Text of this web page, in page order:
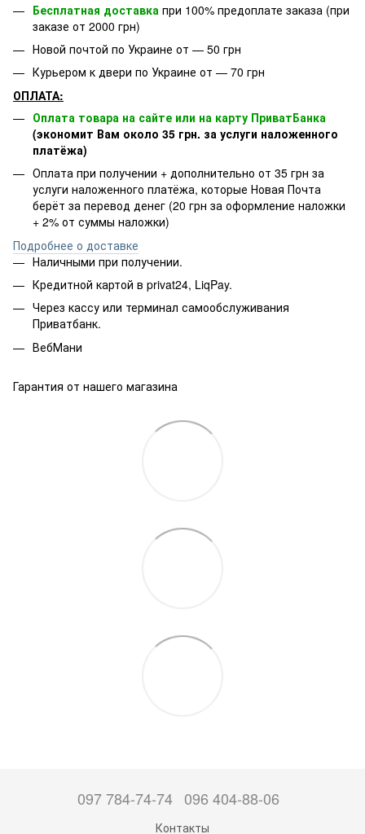
Бесплатная доставка при 100% предоплате заказа (при
заказе от 2000 грн)
Новой почтой по Украине от — 50 грн
Курьером к двери по Украине от — 70 грн
ОПЛАТА:
Оплата товара на сайте или на карту ПриватБанка
(экономит Вам около 35 грн. за услуги наложенного
платёжа)
Оплата при получении + дополнительно от 35 грн за
услуги наложенного платёжа, которые Новая Почта
берёт за перевод денег (20 грн за оформление наложки
+ 2% от суммы наложки)
Подробнее о доставке
Наличными при получении.
Кредитной картой в privat24, LiqPay.
Через кассу или терминал самообслуживания
Приватбанк.
ВебМани
Гарантия от нашего магазина
097 784-74-74 096 404-88-06
Контакты